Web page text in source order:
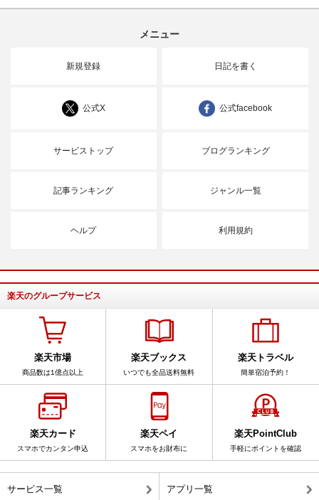
メニュー
新規登録 日記を書く
公式X 公式facebook
サービストップ ブログランキング
記事ランキング ジャンル一覧
ヘルプ 利用規約
楽天のグループサービス
楽天市場
商品数は1億点以上
楽天ブックス
いつでも全品送料無料
楽天トラベル
簡単宿泊予約！
楽天カード
スマホでカンタン申込
楽天ペイ
スマホをお財布に
楽天PointClub
手軽にポイントを確認
サービス一覧 アプリ一覧